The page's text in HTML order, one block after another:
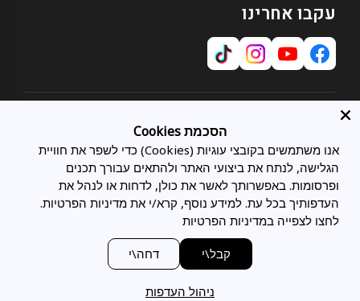
שירות לקוחות
צרו קשר
מועדון לקוחות
בלוג
סניפים
תחומי התמחות
כל המיטות
מיטות מתכווננות
מיטות זוגיות
משפטי
מדיניות פרטיות
מדיניות הובלות ומשלוחים
חוק טיפול סביבתי במוצר חשמלי
טופס ביטול הזמנה
מדיניות החזרת מוצרים וביטולים
עקבו אחרינו
הסכמת Cookies
אנו משתמשים בקובצי עוגיות (Cookies) כדי לשפר את חוויית
הגלישה, לנתח את ביצועי האתר ולהתאים עבורך תכנים
ופרסומות. באפשרותך לאשר את כולן, לדחות או לנהל את
העדפותיך בכל עת. למידע נוסף, קרא/י את מדיניות הפרטיות.
לחצו לצפייה במדיניות הפרטיות
קבל\י דחה\י
ניהול העדפות